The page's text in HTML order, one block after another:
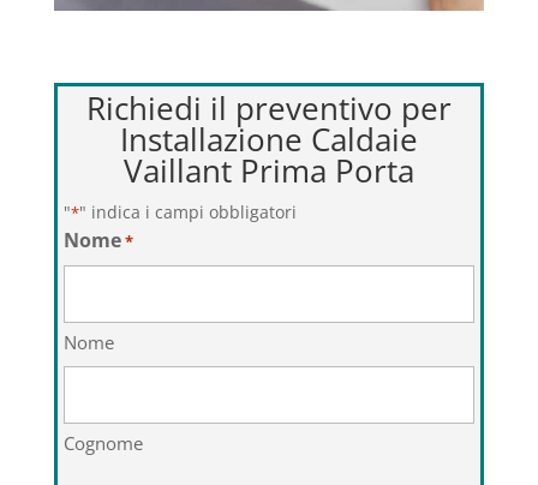
Richiedi il preventivo per
Installazione Caldaie
Vaillant Prima Porta
"*" indica i campi obbligatori
Nome*
Nome
Cognome